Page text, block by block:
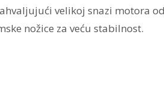
velikoj snazi motora
nožice za veću stabilnost.